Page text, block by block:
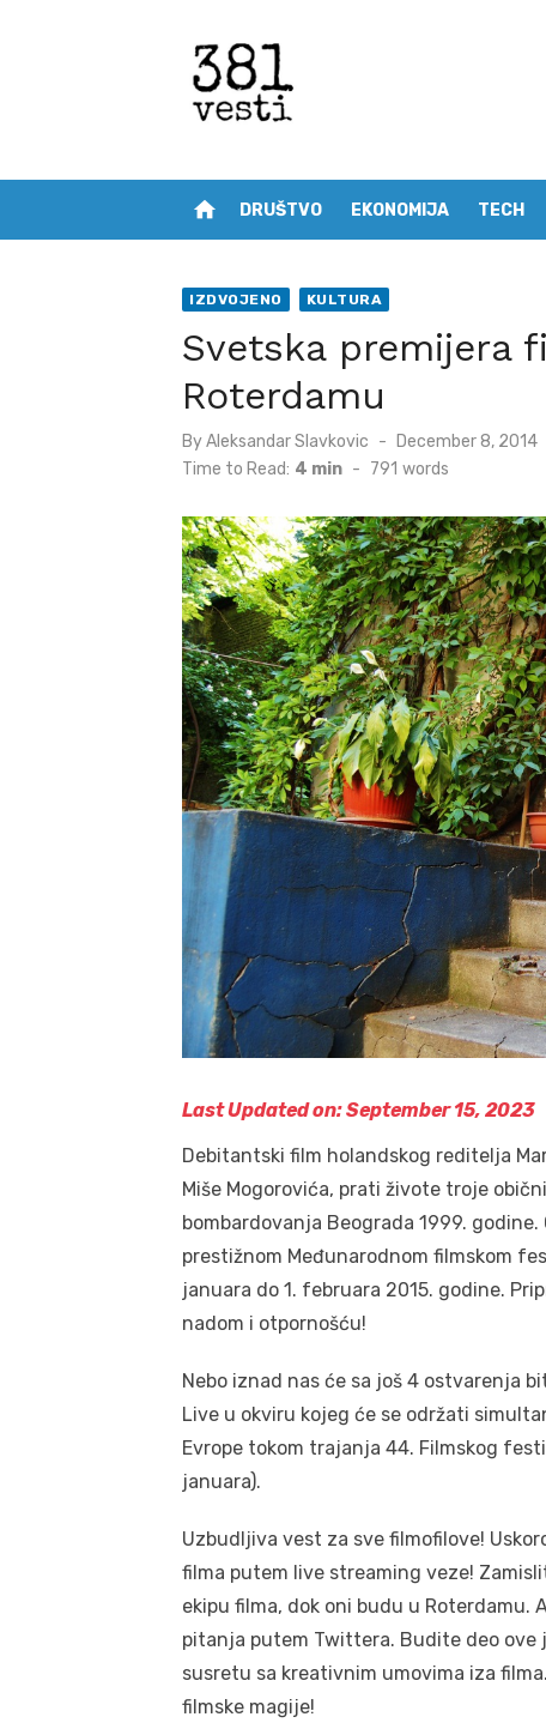
home DRUŠTVO EKONOMIJA TECH
IZDVOJENO KULTURA
Svetska premijera
Roterdamu
ByAleksandar Slavkovic
Posted
on
December 8, 2014
Time to Read: 4 min - 791 words
Last Updated on: September 15, 2023
Debitantski film holandskog reditelja
Miše Mogorovića, prati živote troje
bombardovanja Beograda 1999.
prestižnom Međunarodnom filmskom
januara do 1. februara 2015. godine.
nadom i otpornošću!
Nebo iznad nas će sa još 4 ostvarenja
Live u okviru kojeg će se održati
Evrope tokom trajanja 44. Filmskog
januara).
Uzbudljiva vest za sve filmofilove!
filma putem live streaming veze!
ekipu filma, dok oni budu u
pitanja putem Twittera. Budite deo
susretu sa kreativnim umovima iza
filmske magije!